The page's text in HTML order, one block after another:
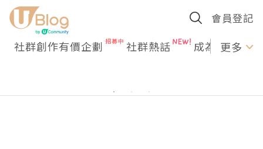
會員登記
社群創作有價企劃 社群熱話 成為U更多